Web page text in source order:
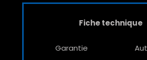
Fiche technique
Garantie